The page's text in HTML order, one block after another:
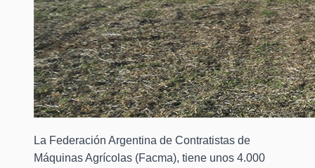
La Federación Argentina de Contratistas de
Máquinas Agrícolas (Facma), tiene unos 4.000